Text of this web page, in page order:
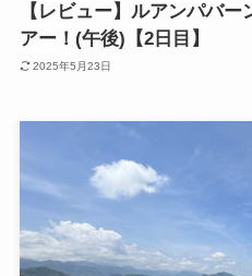
【レビュー】ルアンパバ
アー！(午後)【2日目】
2025年5月23日